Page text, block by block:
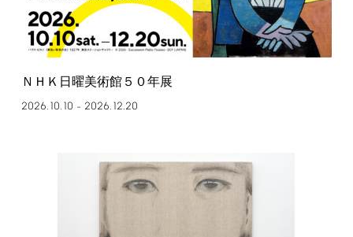
ＮＨＫ日曜美術館５０年展
2026.10.10 – 2026.12.20